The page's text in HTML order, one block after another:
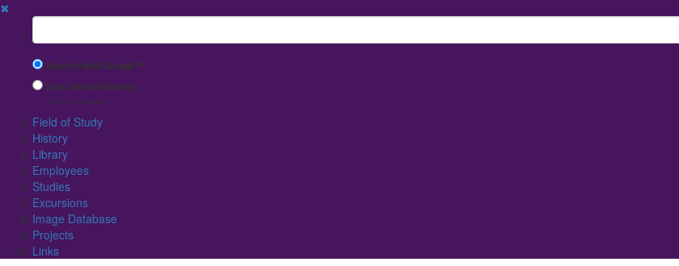
✖
Suchbegriff
Search with Google™
Use Internal Search
(limited result quality)
Field of Study
History
Library
Employees
Studies
Excursions
Image Database
Projects
Links